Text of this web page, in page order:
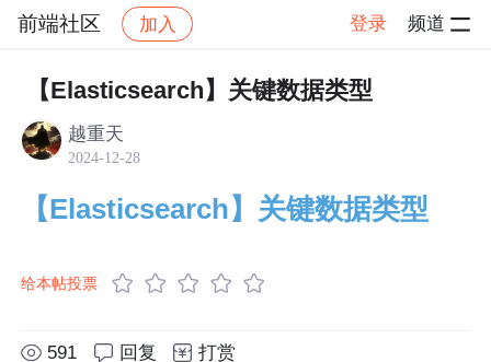
前端社区 加入 登录 频道
社区 前端社区 社区活动 帖子详情
【Elasticsearch】关键数据类型
越重天
2024-12-28
【Elasticsearch】关键数据类型
给本帖投票
591 回复 打赏